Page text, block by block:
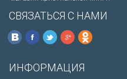
СВЯЗАТЬСЯ С НАМИ
ИНФОРМАЦИЯ